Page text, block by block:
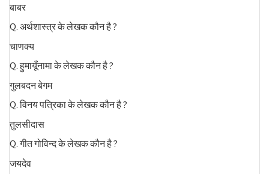
बाबर
Q. अर्थशास्त्र के लेखक कौन है ?
चाणक्य
Q. हुमायूँनामा के लेखक कौन है ?
गुलबदन बेगम
Q. विनय पत्रिका के लेखक कौन है ?
तुलसीदास
Q. गीत गोविन्द के लेखक कौन है ?
जयदेव